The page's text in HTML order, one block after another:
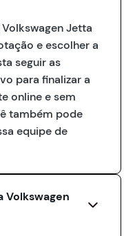
Jetta
e escolher a
seguir as
para finalizar a
online e sem
também pode
equipe de
Volkswagen